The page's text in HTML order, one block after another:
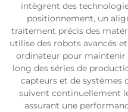
intègrent des
positionnement, un
traitement précis des
utilise des robots avancés
ordinateur pour
long des séries de
capteurs et de systèmes
suivent continuellement
assurant une